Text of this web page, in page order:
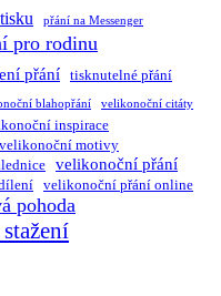
přání na Messenger
pro rodinu
přání tisknutelné přání
blahopřání velikonoční citáty
inspirace
velikonoční motivy
velikonoční přání
velikonoční přání online
pohoda